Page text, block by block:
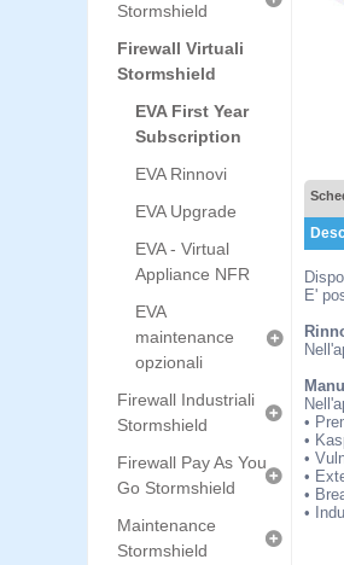
Stormshield
Firewall Virtuali
Stormshield
EVA First Year
Subscription
EVA Rinnovi
EVA Upgrade
EVA - Virtual
Appliance NFR
EVA
maintenance
opzionali
Firewall Industriali
Stormshield
Firewall Pay As You
Go Stormshield
Maintenance
Stormshield
E'
•
•
•
•
•
•